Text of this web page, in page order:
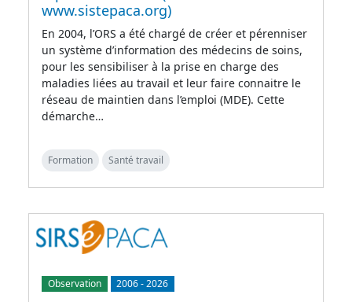
www.sistepaca.org)
En 2004, l’ORS a été chargé de créer et pérenniser
un système d’information des médecins de soins,
pour les sensibiliser à la prise en charge des
maladies liées au travail et leur faire connaitre le
réseau de maintien dans l’emploi (MDE). Cette
démarche…
Formation Santé travail
Observation 2006-2026